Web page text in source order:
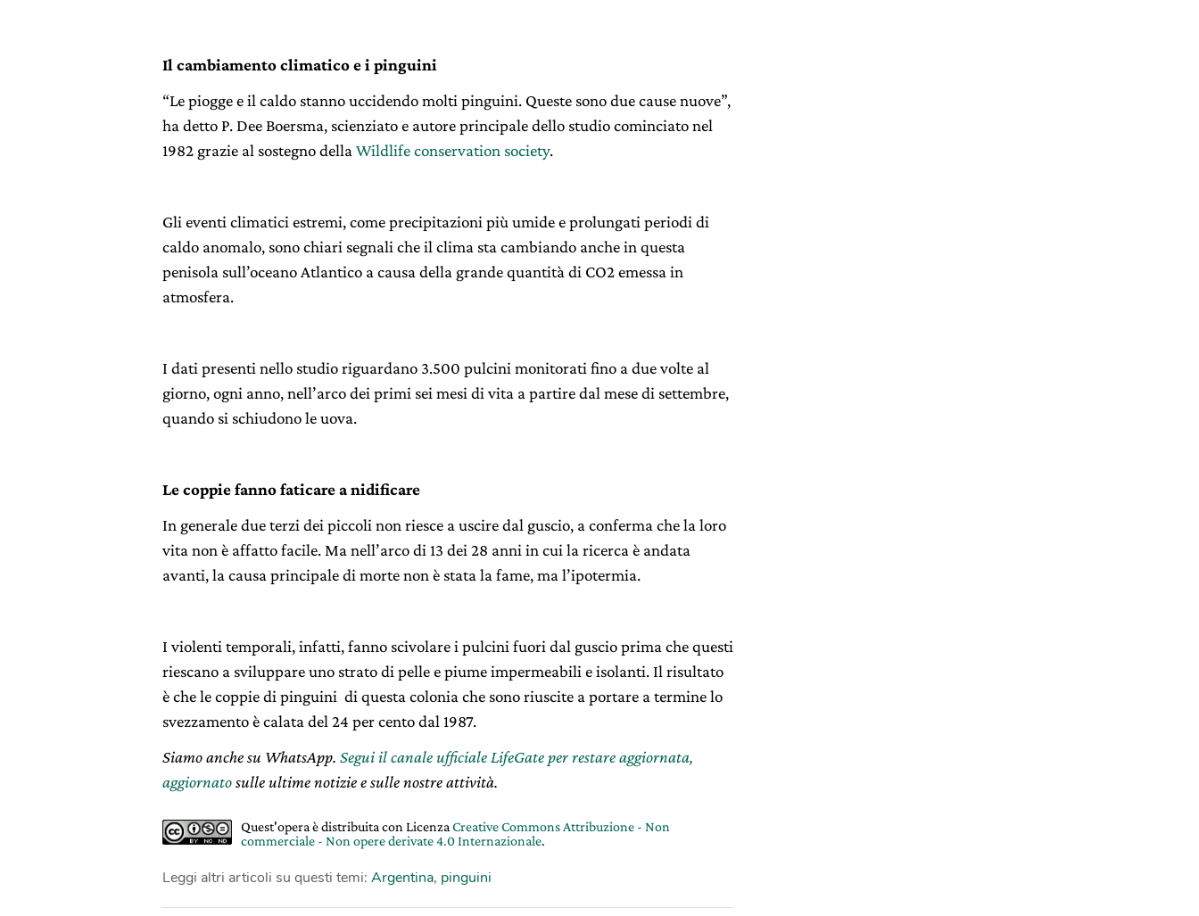
Il cambiamento climatico e i pinguini
“Le piogge e il caldo stanno uccidendo molti pinguini. Queste sono due cause nuove”,
ha detto P. Dee Boersma, scienziato e autore principale dello studio cominciato nel
1982 grazie al sostegno dellaWildlife conservation society.
Gli eventi climatici estremi, come precipitazioni più umide e prolungati periodi di
caldo anomalo, sono chiari segnali che il clima sta cambiando anche in questa
penisola sull’oceano Atlantico a causa della grande quantità di CO2 emessa in
atmosfera.
I dati presenti nello studio riguardano 3.500 pulcini monitorati fino a due volte al
giorno, ogni anno, nell’arco dei primi sei mesi di vita a partire dal mese di settembre,
quando si schiudono le uova.
Le coppie fanno faticare a nidificare
In generale due terzi dei piccoli non riesce a uscire dal guscio, a conferma che la loro
vita non è affatto facile. Ma nell’arco di 13 dei 28 anni in cui la ricerca è andata
avanti, la causa principale di morte non è stata la fame, ma l’ipotermia.
I violenti temporali, infatti, fanno scivolare i pulcini fuori dal guscio prima che questi
riescano a sviluppare uno strato di pelle e piume impermeabili e isolanti. Il risultato
è che le coppie di pinguini di questa colonia che sono riuscite a portare a termine lo
svezzamento è calata del 24 per cento dal 1987.
Siamo anche su WhatsApp. Segui il canale ufficiale LifeGate per restare aggiornata,
aggiornatosulle ultime notizie e sulle nostre attività.
Quest'opera è distribuita con Licenza Creative Commons Attribuzione - Non
commerciale - Non opere derivate 4.0 Internazionale.
Leggi altri articoli su questi temi: Argentina, pinguini